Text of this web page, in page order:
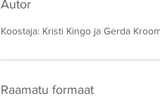
Autor
Koostaja: Kristi Kingo ja Gerda
Raamatu formaat